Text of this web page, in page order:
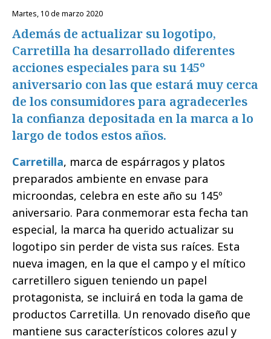
martes, 10 de marzo 2020
Además de actualizar su logotipo,
Carretilla ha desarrollado diferentes
acciones especiales para su 145º
aniversario con las que estará muy cerca
de los consumidores para agradecerles
la confianza depositada en la marca a lo
largo de todos estos años.
Carretilla, marca de espárragos y platos
preparados ambiente en envase para
microondas, celebra en este año su 145º
aniversario. Para conmemorar esta fecha tan
especial, la marca ha querido actualizar su
logotipo sin perder de vista sus raíces. Esta
nueva imagen, en la que el campo y el mítico
carretillero siguen teniendo un papel
protagonista, se incluirá en toda la gama de
productos Carretilla. Un renovado diseño que
mantiene sus característicos colores azul y